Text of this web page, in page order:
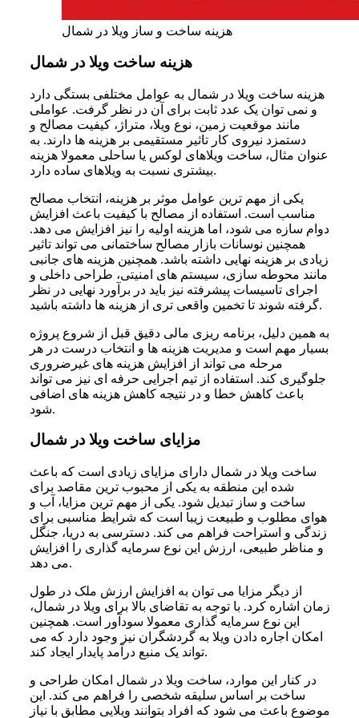
هزینه ساخت و ساز ویلا در شمال
هزینه ساخت ویلا در شمال
هزینه ساخت ویلا در شمال به عوامل مختلفی بستگی دارد
و نمی توان یک عدد ثابت برای آن در نظر گرفت. عواملی
مانند موقعیت زمین، نوع ویلا، متراژ، کیفیت مصالح و
دستمزد نیروی کار تاثیر مستقیمی بر هزینه ها دارند. به
عنوان مثال، ساخت ویلاهای لوکس یا ساحلی معمولا هزینه
بیشتری نسبت به ویلاهای ساده دارد.
یکی از مهم ترین عوامل موثر بر هزینه، انتخاب مصالح
مناسب است. استفاده از مصالح با کیفیت باعث افزایش
دوام سازه می شود، اما هزینه اولیه را نیز افزایش می دهد.
همچنین نوسانات بازار مصالح ساختمانی می تواند تاثیر
زیادی بر هزینه نهایی داشته باشد. همچنین هزینه های جانبی
مانند محوطه سازی، سیستم های امنیتی، طراحی داخلی و
اجرای تاسیسات پیشرفته نیز باید در برآورد نهایی در نظر
گرفته شوند تا تخمین واقعی تری از هزینه ها داشته باشید.
به همین دلیل، برنامه ریزی مالی دقیق قبل از شروع پروژه
بسیار مهم است و مدیریت هزینه ها و انتخاب درست در هر
مرحله می تواند از افزایش هزینه های غیرضروری
جلوگیری کند. استفاده از تیم اجرایی حرفه ای نیز می تواند
باعث کاهش خطا و در نتیجه کاهش هزینه های اضافی
شود.
مزایای ساخت ویلا در شمال
ساخت ویلا در شمال دارای مزایای زیادی است که باعث
شده این منطقه به یکی از محبوب ترین مقاصد برای
ساخت و ساز تبدیل شود. یکی از مهم ترین مزایا، آب و
هوای مطلوب و طبیعت زیبا است که شرایط مناسبی برای
زندگی و استراحت فراهم می کند. دسترسی به دریا، جنگل
و مناظر طبیعی، ارزش این نوع سرمایه گذاری را افزایش
می دهد.
از دیگر مزایا می توان به افزایش ارزش ملک در طول
زمان اشاره کرد. با توجه به تقاضای بالا برای ویلا در شمال،
این نوع سرمایه گذاری معمولا سودآور است. همچنین
امکان اجاره دادن ویلا به گردشگران نیز وجود دارد که می
تواند یک منبع درآمد پایدار ایجاد کند.
در کنار این موارد، ساخت ویلا در شمال امکان طراحی و
ساخت بر اساس سلیقه شخصی را فراهم می کند. این
موضوع باعث می شود که افراد بتوانند ویلایی مطابق با نیاز